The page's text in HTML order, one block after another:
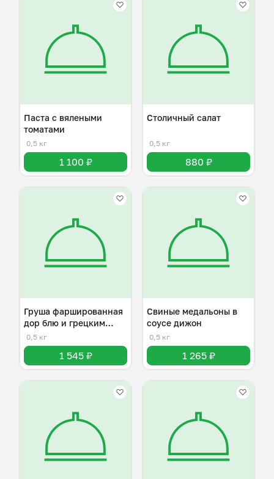
Паста с вялеными
томатами
0,5 кг
1 100 ₽
Столичный салат
0,5 кг
880 ₽
Груша фаршированная
дор блю и грецким
орехом
0,5 кг
1 545 ₽
Свиные медальоны в
соусе дижон
0,5 кг
1 265 ₽